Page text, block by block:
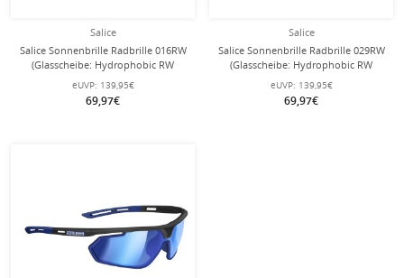
Salice
Salice Sonnenbrille Radbrille 016RW
(Glasscheibe: Hydrophobic RW
Schwarz) limegrün/schwarz
eUVP: 139,95€
69,97€
Salice
Salice Sonnenbrille Radbrille 029RW
(Glasscheibe: Hydrophobic RW
Silber) schwarz/silber
eUVP: 139,95€
69,97€